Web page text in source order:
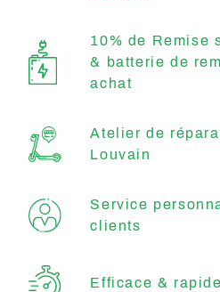
10% de Remise
& batterie de
achat
Atelier de
Louvain
Service
clients
Efficace & rapide